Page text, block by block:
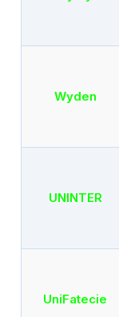
Wyden
UNINTER
UniFatecie